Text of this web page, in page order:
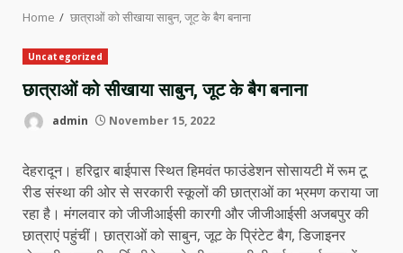
Home छात्राओं को सीखाया साबुन, जूट के बैग बनाना
Uncategorized
छात्राओं को सीखाया साबुन, जूट के बैग बनाना
admin November 15, 2022
देहरादून। हरिद्वार बाईपास स्थित हिमवंत फाउंडेशन सोसायटी में रूम टू
रीड संस्था की ओर से सरकारी स्कूलों की छात्राओं का भ्रमण कराया जा
रहा है। मंगलवार को जीजीआईसी कारगी और जीजीआईसी अजबपुर की
छात्राएं पहुंचीं। छात्राओं को साबुन, जूट के प्रिंटेट बैग, डिजाइनर